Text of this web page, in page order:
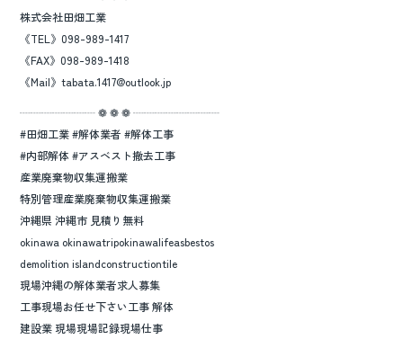
株式会社田畑工業
《TEL》098-989-1417
《FAX》098-989-1418
《Mail》tabata.1417@outlook.jp
┈┈┈┈┈┈┈ ❁ ❁ ❁ ┈┈┈┈┈┈┈┈
#田畑工業 #解体業者 #解体工事
#内部解体 #アスベスト撤去工事
産業廃棄物収集運搬業
特別管理産業廃棄物収集運搬業
沖縄県 沖縄市 見積り無料
okinawa okinawatripokinawalifeasbestos
demolition islandconstructiontile
現場沖縄の解体業者求人募集
工事現場お任せ下さい工事 解体
建設業 現場現場記録現場仕事